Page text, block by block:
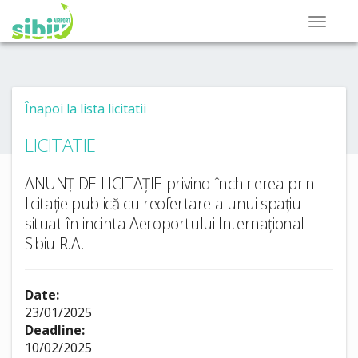
Înapoi la lista licitatii
LICITATIE
ANUNȚ DE LICITAȚIE privind închirierea prin
licitație publică cu reofertare a unui spațiu
situat în incinta Aeroportului Internațional
Sibiu R.A.
Date:
23/01/2025
Deadline:
10/02/2025